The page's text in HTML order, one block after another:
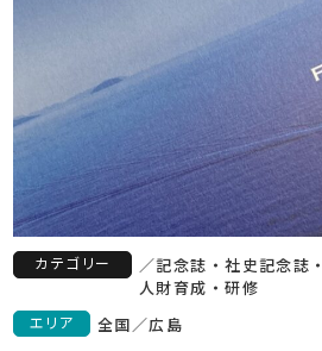
カテゴリー ／記念誌・社史記念誌
人財育成・研修
エリア 全国 ／ 広島